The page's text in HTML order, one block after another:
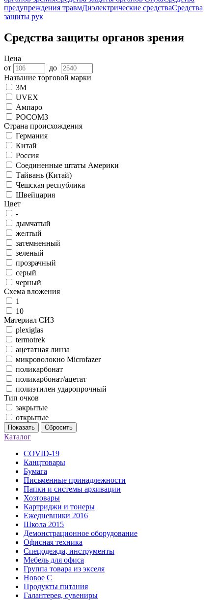
предупреждения травмДиэлектрические средстваСредства
защиты рук
Средства защиты органов зрения
Цена
от
до
Название торговой марки
3M
UVEX
Ампаро
РОСОМЗ
Страна происхождения
Германия
Китай
Россия
Соединенные штаты Америки
Тайвань (Китай)
Чешская республика
Швейцария
Цвет
-
дымчатый
желтый
затемненный
зеленый
прозрачный
серый
черный
Схема вложения
1
10
Материал СИЗ
plexiglas
termotrek
ацетатная линза
микроволокно Microfazer
поликарбонат
поликарбонат/ацетат
полиэтилен ударопрочный
Тип очков
закрытые
открытые
Показать Сбросить
Каталог
COVID-19
Канцтовары
Бумага
Письменные принадлежности
Папки и системы архивации
Хозтовары
Картриджи и тонеры
Ежедневники 2016
Школа 2015
Демонстрационное оборудование
Офисная техника
Спецодежда, инструменты
Мебель для офиса
Группа товара из экселя
Новое С
Продукты питания
Галантерея, сувениры